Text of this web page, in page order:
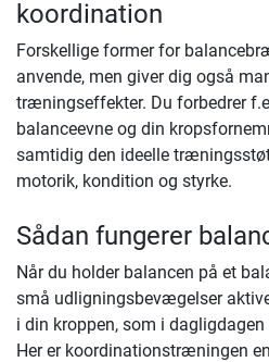
koordination
Forskellige former for
anvende, men giver dig også
træningseffekter. Du forbedrer
balanceevne og din
samtidig den ideelle
motorik, kondition og styrke.
Sådan fungerer
Når du holder balancen på et
små udligningsbevægelser
i din kroppen, som i
Her er koordinationstræningen